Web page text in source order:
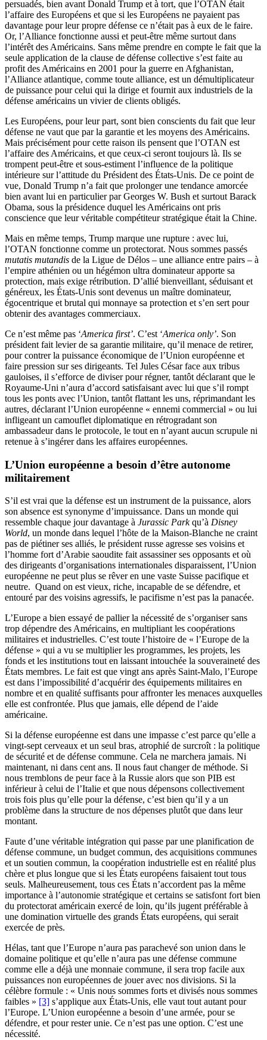
persuadés, bien avant Donald Trump et à tort, que l’OTAN était
l’affaire des Européens et que si les Européens ne payaient pas
davantage pour leur propre défense ce n’était pas à eux de le faire.
Or, l’Alliance fonctionne aussi et peut-être même surtout dans
l’intérêt des Américains. Sans même prendre en compte le fait que la
seule application de la clause de défense collective s’est faite au
profit des Américains en 2001 pour la guerre en Afghanistan,
l’Alliance atlantique, comme toute alliance, est un démultiplicateur
de puissance pour celui qui la dirige et fournit aux industriels de la
défense américains un vivier de clients obligés.
Les Européens, pour leur part, sont bien conscients du fait que leur
défense ne vaut que par la garantie et les moyens des Américains.
Mais précisément pour cette raison ils pensent que l’OTAN est
l’affaire des Américains, et que ceux-ci seront toujours là. Ils se
trompent peut-être et sous-estiment l’influence de la politique
intérieure sur l’attitude du Président des États-Unis. De ce point de
vue, Donald Trump n’a fait que prolonger une tendance amorcée
bien avant lui en particulier par Georges W. Bush et surtout Barack
Obama, sous la présidence duquel les Américains ont pris
conscience que leur véritable compétiteur stratégique était la Chine.
Mais en même temps, Trump marque une rupture : avec lui,
l’OTAN fonctionne comme un protectorat. Nous sommes passés
mutatis mutandis de la Ligue de Délos – une alliance entre pairs – à
l’empire athénien ou un hégémon ultra dominateur apporte sa
protection, mais exige rétribution. D’allié bienveillant, séduisant et
généreux, les États-Unis sont devenus un maître dominateur,
égocentrique et brutal qui monnaye sa protection et s’en sert pour
obtenir des avantages commerciaux.
Ce n’est même pas ‘America first’. C’est ‘America only’. Son
président fait levier de sa garantie militaire, qu’il menace de retirer,
pour contrer la puissance économique de l’Union européenne et
faire pression sur ses dirigeants. Tel Jules César face aux tribus
gauloises, il s’efforce de diviser pour régner, tantôt déclarant que le
Royaume-Uni n’aura d’accord satisfaisant avec lui que s’il rompt
tous les ponts avec l’Union, tantôt flattant les uns, réprimandant les
autres, déclarant l’Union européenne « ennemi commercial » ou lui
infligeant un camouflet diplomatique en rétrogradant son
ambassadeur dans le protocole, le tout en n’ayant aucun scrupule ni
retenue à s’ingérer dans les affaires européennes.
L’Union européenne a besoin d’être autonome
militairement
S’il est vrai que la défense est un instrument de la puissance, alors
son absence est synonyme d’impuissance. Dans un monde qui
ressemble chaque jour davantage à Jurassic Parkqu’à Disney
World, un monde dans lequel l’hôte de la Maison-Blanche ne craint
pas de piétiner ses alliés, le président russe agresse ses voisins et
l’homme fort d’Arabie saoudite fait assassiner ses opposants et où
des dirigeants d’organisations internationales disparaissent, l’Union
européenne ne peut plus se rêver en une vaste Suisse pacifique et
neutre. Quand on est vieux, riche, incapable de se défendre, et
entouré par des voisins agressifs, le pacifisme n’est pas la panacée.
L’Europe a bien essayé de pallier la nécessité de s’organiser sans
trop dépendre des Américains, en multipliant les coopérations
militaires et industrielles. C’est toute l’histoire de « l’Europe de la
défense » qui a vu se multiplier les programmes, les projets, les
fonds et les institutions tout en laissant intouchée la souveraineté des
États membres. Le fait est que vingt ans après Saint-Malo, l’Europe
est dans l’impossibilité d’acquérir des équipements militaires en
nombre et en qualité suffisants pour affronter les menaces auxquelles
elle est confrontée. Plus que jamais, elle dépend de l’aide
américaine.
Si la défense européenne est dans une impasse c’est parce qu’elle a
vingt-sept cerveaux et un seul bras, atrophié de surcroît : la politique
de sécurité et de défense commune. Cela ne marchera jamais. Ni
maintenant, ni dans cent ans. Il nous faut changer de méthode. Si
nous tremblons de peur face à la Russie alors que son PIB est
inférieur à celui de l’Italie et que nous dépensons collectivement
trois fois plus qu’elle pour la défense, c’est bien qu’il y a un
problème dans la structure de nos dépenses plutôt que dans leur
montant.
Faute d’une véritable intégration qui passe par une planification de
défense commune, un budget commun, des acquisitions communes
et un soutien commun, la coopération industrielle est en réalité plus
chère et plus longue que si les États européens faisaient tout tous
seuls. Malheureusement, tous ces États n’accordent pas la même
importance à l’autonomie stratégique et certains se satisfont fort bien
du protectorat américain exercé de loin, qu’ils jugent préférable à
une domination virtuelle des grands États européens, qui serait
exercée de près.
Hélas, tant que l’Europe n’aura pas parachevé son union dans le
domaine politique et qu’elle n’aura pas une défense commune
comme elle a déjà une monnaie commune, il sera trop facile aux
puissances non européennes de jouer avec nos divisions. Si la
célèbre formule : « Unis nous sommes forts et divisés nous sommes
faibles » [3] s’applique aux États-Unis, elle vaut tout autant pour
l’Europe. L’Union européenne a besoin d’une armée, pour se
défendre, et pour rester unie. Ce n’est pas une option. C’est une
nécessité.